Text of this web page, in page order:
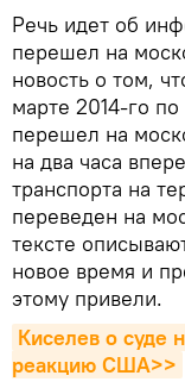
Речь идет об
перешел на
новость о том,
марте 2014-го
перешел на
на два часа
транспорта на
переведен на
тексте
новое время и
этому привели.
Киселев о суде
реакцию США>>